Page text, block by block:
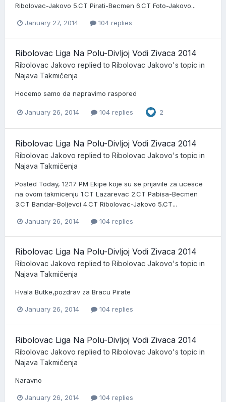
Ribolovac-Jakovo 5.CT Pirati-Becmen 6.CT Foto-Jakovo...
January 27, 2014 104 replies
Ribolovac Liga Na Polu-Divljoj Vodi Zivaca 2014
Ribolovac Jakovo replied to Ribolovac Jakovo's topic in
Najava Takmičenja
Hocemo samo da napravimo raspored
January 26, 2014 104 replies 2
Ribolovac Liga Na Polu-Divljoj Vodi Zivaca 2014
Ribolovac Jakovo replied to Ribolovac Jakovo's topic in
Najava Takmičenja
Posted Today, 12:17 PM Ekipe koje su se prijavile za ucesce
na ovom takmicenju 1.CT Lazarevac 2.CT Pabisa-Becmen
3.CT Bandar-Boljevci 4.CT Ribolovac-Jakovo 5.CT...
January 26, 2014 104 replies
Ribolovac Liga Na Polu-Divljoj Vodi Zivaca 2014
Ribolovac Jakovo replied to Ribolovac Jakovo's topic in
Najava Takmičenja
Hvala Butke,pozdrav za Bracu Pirate
January 26, 2014 104 replies
Ribolovac Liga Na Polu-Divljoj Vodi Zivaca 2014
Ribolovac Jakovo replied to Ribolovac Jakovo's topic in
Najava Takmičenja
Naravno
January 26, 2014 104 replies